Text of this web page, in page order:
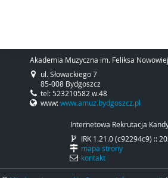
Akademia Muzyczna im. Feliksa
ul. Słowackiego 7
85-008 Bydgoszcz
tel: 523210582 w.48
www:www.amuz.bydgoszcz.pl
Internetowa Rekrutacja
IRK 1.21.0 (c92294c9) ::
mapa strony
kontakt